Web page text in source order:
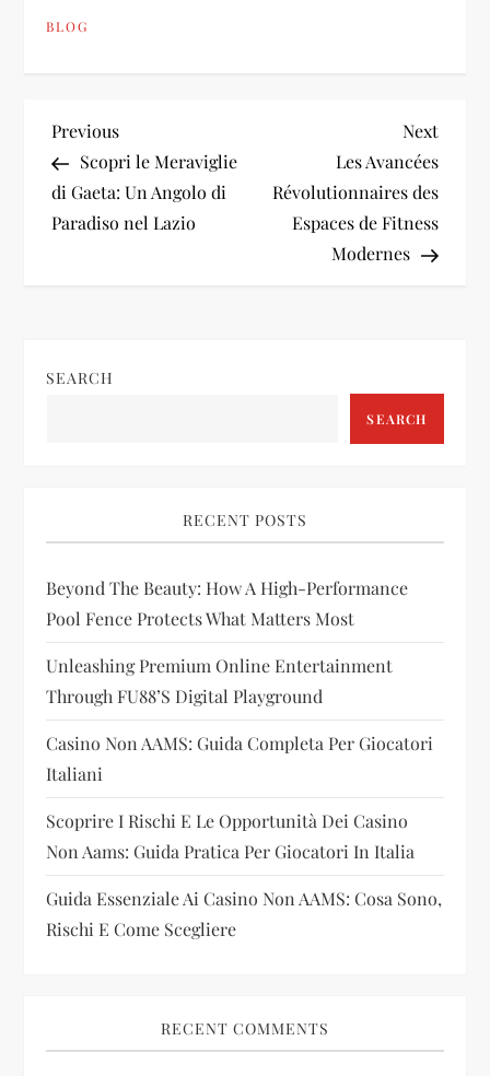
BLOG
P
o
s
a
g
a
t
i
o
n
Previous
Post
Previous
Scopri le Meraviglie
di Gaeta: Un Angolo di
Paradiso nel Lazio
Next
Post
Next
Les Avancées
Révolutionnaires des
Espaces de Fitness
Modernes
SEARCH
SEARCH
RECENT POSTS
Beyond The Beauty: How A High-Performance
Pool Fence Protects What Matters Most
Unleashing Premium Online Entertainment
Through FU88’s Digital Playground
Casino Non AAMS: Guida Completa Per Giocatori
Italiani
Scoprire I Rischi E Le Opportunità Dei Casino
Non Aams: Guida Pratica Per Giocatori In Italia
Guida Essenziale Ai Casino Non AAMS: Cosa Sono,
Rischi E Come Scegliere
RECENT COMMENTS